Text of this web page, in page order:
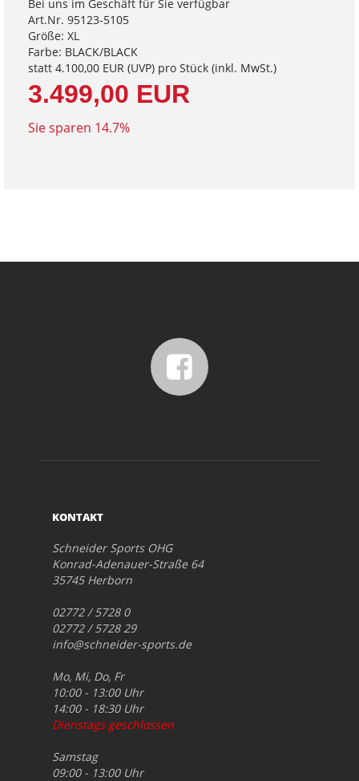
Bei uns im Geschäft für Sie verfügbar
Art.Nr. 95123-5105
Größe: XL
Farbe: BLACK/BLACK
statt 4.100,00 EUR (UVP) pro Stück (inkl. MwSt.)
3.499,00 EUR
Sie sparen 14.7%
KONTAKT
Schneider Sports OHG
Konrad-Adenauer-Straße 64
35745 Herborn
02772 / 5728 0
02772 / 5728 29
info@schneider-sports.de
Mo, Mi, Do, Fr
10:00 - 13:00 Uhr
14:00 - 18:30 Uhr
Dienstags geschlossen
Samstag
09:00 - 13:00 Uhr